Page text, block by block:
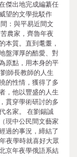
傑出地完成編纂任
望的文學批駁作
：與平易近間文
農家，齊魯年夜
本質。直到耄耋，
盤渾厚的酷愛、對
原點，用本身的平
師長教師的人生
的性情，獲得了多
，他以豐盛的人生
貫穿學術研討的多
名家。 在劉錫誠
現中公民間文藝家
過的事況，締結了
夜學時就喜好大眾
京年夜學俄語系結